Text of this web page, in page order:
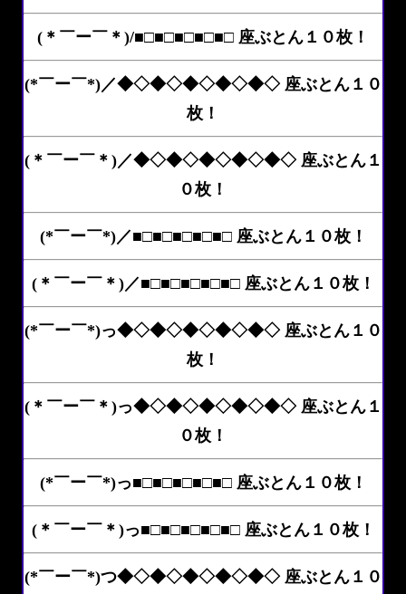
(＊￣ー￣＊)/■□■□■□■□■□ 座ぶとん１０枚！
(*￣ー￣*)／◆◇◆◇◆◇◆◇◆◇ 座ぶとん１０
枚！
(＊￣ー￣＊)／◆◇◆◇◆◇◆◇◆◇ 座ぶとん１
０枚！
(*￣ー￣*)／■□■□■□■□■□ 座ぶとん１０枚！
(＊￣ー￣＊)／■□■□■□■□■□ 座ぶとん１０枚！
(*￣ー￣*)っ◆◇◆◇◆◇◆◇◆◇ 座ぶとん１０
枚！
(＊￣ー￣＊)っ◆◇◆◇◆◇◆◇◆◇ 座ぶとん１
０枚！
(*￣ー￣*)っ■□■□■□■□■□ 座ぶとん１０枚！
(＊￣ー￣＊)っ■□■□■□■□■□ 座ぶとん１０枚！
(*￣ー￣*)つ◆◇◆◇◆◇◆◇◆◇ 座ぶとん１０